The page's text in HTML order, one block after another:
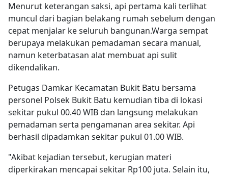
Menurut keterangan saksi, api pertama kali terlihat
muncul dari bagian belakang rumah sebelum dengan
cepat menjalar ke seluruh bangunan.Warga sempat
berupaya melakukan pemadaman secara manual,
namun keterbatasan alat membuat api sulit
dikendalikan.
Petugas Damkar Kecamatan Bukit Batu bersama
personel Polsek Bukit Batu kemudian tiba di lokasi
sekitar pukul 00.40 WIB dan langsung melakukan
pemadaman serta pengamanan area sekitar. Api
berhasil dipadamkan sekitar pukul 01.00 WIB.
"Akibat kejadian tersebut, kerugian materi
diperkirakan mencapai sekitar Rp100 juta. Selain itu,